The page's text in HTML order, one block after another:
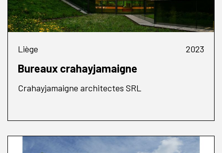
Liège 2023
Bureaux crahayjamaigne
Crahayjamaigne architectes SRL